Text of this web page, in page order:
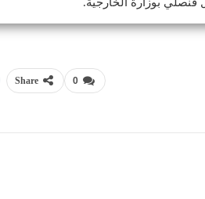
بوزارة الخارجية.
0
Share